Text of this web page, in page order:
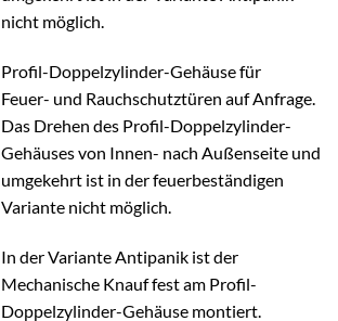
nicht möglich.
Profil-Doppelzylinder-Gehäuse für
Feuer- und Rauchschutztüren auf Anfrage.
Das Drehen des Profil-Doppelzylinder-
Gehäuses von Innen- nach Außenseite und
umgekehrt ist in der feuerbeständigen
Variante nicht möglich.
In der Variante Antipanik ist der
Mechanische Knauf fest am Profil-
Doppelzylinder-Gehäuse montiert.